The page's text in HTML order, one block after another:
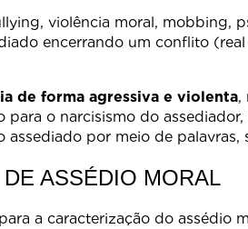
violência moral, mobbing,
encerrando um conflito
de forma agressiva e violenta,
para o narcisismo do
por meio de palavras,
ASSÉDIO MORAL
a caracterização do assédio